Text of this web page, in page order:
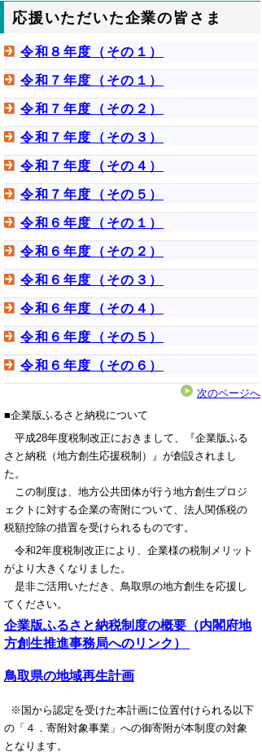
応援いただいた企業の皆さま
令和８年度（その１）
令和７年度（その１）
令和７年度（その２）
令和７年度（その３）
令和７年度（その４）
令和７年度（その５）
令和６年度（その１）
令和６年度（その２）
令和６年度（その３）
令和６年度（その４）
令和６年度（その５）
令和６年度（その６）
次のページへ
■企業版ふるさと納税について
平成28年度税制改正におきまして、『企業版ふる
さと納税（地方創生応援税制）』が創設されまし
た。
この制度は、地方公共団体が行う地方創生プロジ
ェクトに対する企業の寄附について、法人関係税の
税額控除の措置を受けられるものです。
令和2年度税制改正により、企業様の税制メリット
がより大きくなりました。
是非ご活用いただき、鳥取県の地方創生を応援し
てください。
企業版ふるさと納税制度の概要（内閣府地
方創生推進事務局へのリンク）
鳥取県の地域再生計画
※国から認定を受けた本計画に位置付けられる以下
の「４．寄附対象事業」への御寄附が本制度の対象
となります。